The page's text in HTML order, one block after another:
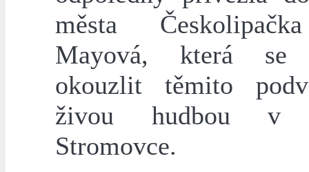
města
Mayová, která se
okouzlit těmito
živou hudbou v
Stromovce.